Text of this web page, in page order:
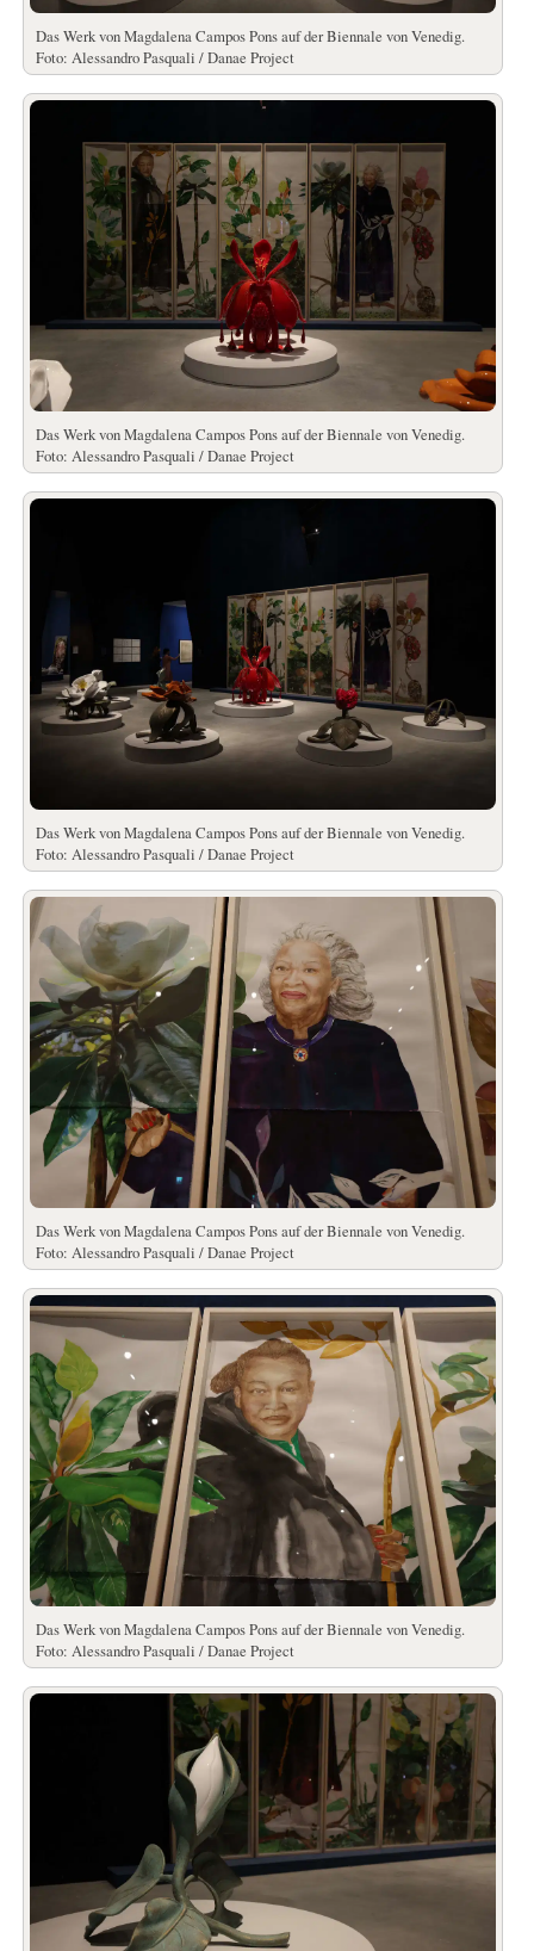
Das Werk von Magdalena Campos Pons auf der Biennale von Venedig.
Foto: Alessandro Pasquali / Danae Project
Das Werk von Magdalena Campos Pons auf der Biennale von Venedig.
Foto: Alessandro Pasquali / Danae Project
Das Werk von Magdalena Campos Pons auf der Biennale von Venedig.
Foto: Alessandro Pasquali / Danae Project
Das Werk von Magdalena Campos Pons auf der Biennale von Venedig.
Foto: Alessandro Pasquali / Danae Project
Das Werk von Magdalena Campos Pons auf der Biennale von Venedig.
Foto: Alessandro Pasquali / Danae Project